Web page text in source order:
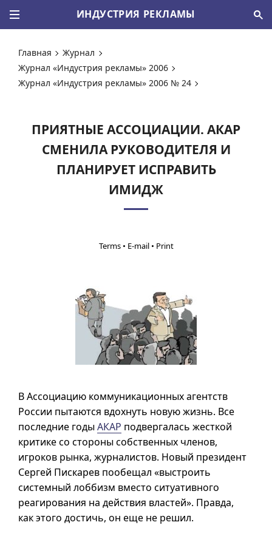
ИНДУСТРИЯ РЕКЛАМЫ
Главная
Журнал
Журнал «Индустрия рекламы» 2006
Журнал «Индустрия рекламы» 2006 № 24
ПРИЯТНЫЕ АССОЦИАЦИИ. АКАР
СМЕНИЛА РУКОВОДИТЕЛЯ И
ПЛАНИРУЕТ ИСПРАВИТЬ
ИМИДЖ
В Ассоциацию коммуникационных агентств
России пытаются вдохнуть новую жизнь. Все
последние годыАКАР подвергалась жесткой
критике со стороны собственных членов,
игроков рынка, журналистов. Новый президент
Сергей Пискарев пообещал «выстроить
системный лоббизм вместо ситуативного
реагирования на действия властей». Правда,
как этого достичь, он еще не решил.
• •